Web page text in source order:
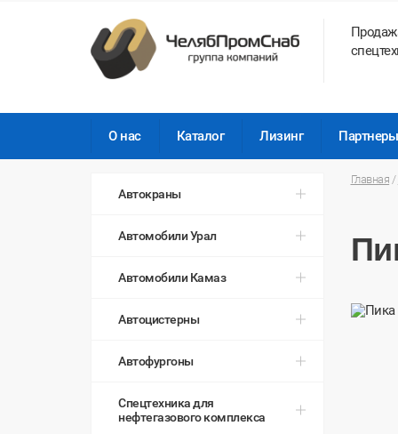
О нас Каталог Лизинг Партнеры
Автокраны
Автомобили Урал
Автомобили Камаз
Автоцистерны
Автофургоны
Спецтехника для
нефтегазового комплекса
Главная /